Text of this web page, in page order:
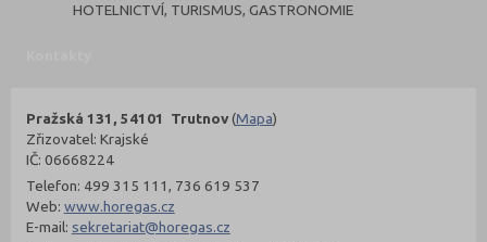
HOTELNICTVÍ, TURISMUS, GASTRONOMIE
Pražská 131, 54101 Trutnov(Mapa)
Zřizovatel: Krajské
IČ: 06668224
Telefon: 499 315 111, 736 619 537
Web: www.horegas.cz
E-mail: sekretariat@horegas.cz